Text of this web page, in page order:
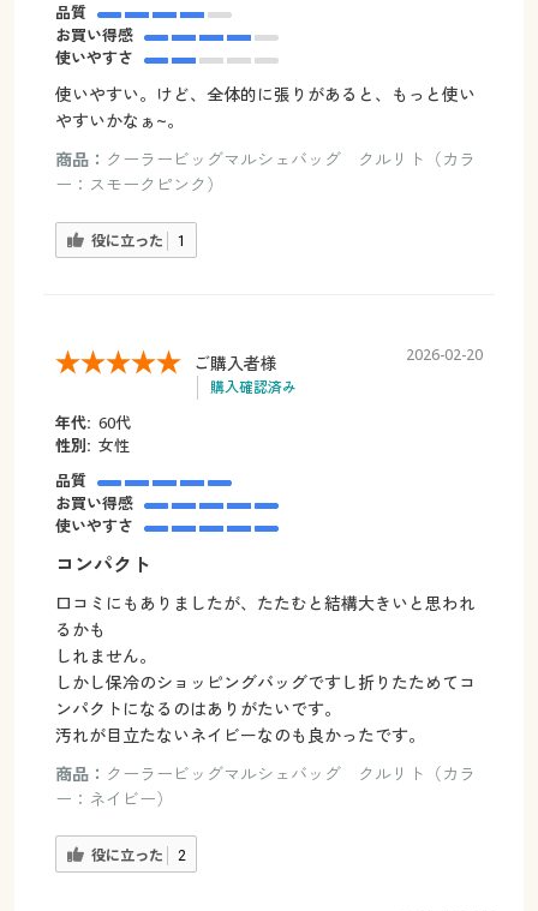
品質
お買い得感
使いやすさ
使いやすい。けど、全体的に張りがあると、もっと使い
やすいかなぁ~。
商品： クーラービッグマルシェバッグ クルリト（カラ
ー：スモークピンク）
役に立った 1
ご購入者様
購入確認済み
2026-02-20
年代: 60代
性別: 女性
品質
お買い得感
使いやすさ
コンパクト
口コミにもありましたが、たたむと結構大きいと思われ
るかも
しれません。
しかし保冷のショッピングバッグですし折りたためてコ
ンパクトになるのはありがたいです。
汚れが目立たないネイビーなのも良かったです。
商品： クーラービッグマルシェバッグ クルリト（カラ
ー：ネイビー）
役に立った 2